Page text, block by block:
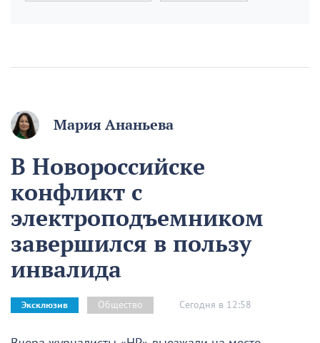
Мария Ананьева
В Новороссийске
конфликт с
электроподъемником
завершился в пользу
инвалида
Эксклюзив Общество Сегодня в 12:58